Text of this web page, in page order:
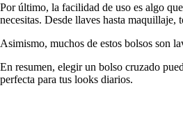
Por último, la facilidad de uso es algo
necesitas. Desde llaves hasta maquillaje,
Asimismo, muchos de estos bolsos son
En resumen, elegir un bolso cruzado
perfecta para tus looks diarios.